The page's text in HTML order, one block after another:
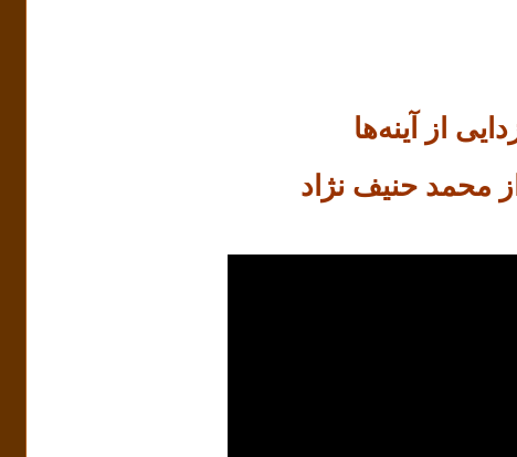
از آینه‌ها
محمد حنیف‌ نژاد